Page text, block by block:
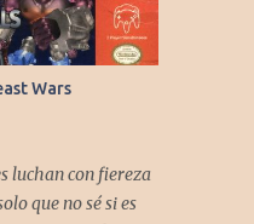
Wars
luchan con fiereza
que no sé si es